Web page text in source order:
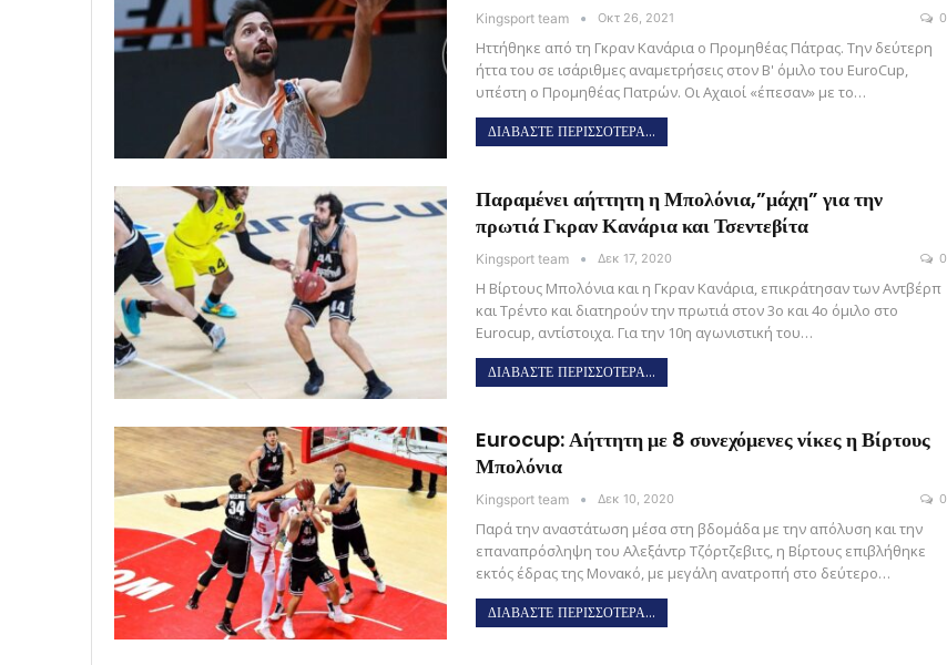
Kingsport team Οκτ 26, 2021 0
Ηττήθηκε από τη Γκραν Κανάρια ο Προμηθέας Πάτρας. Την δεύτερη
ήττα του σε ισάριθμες αναμετρήσεις στον Β' όμιλο του EuroCup,
υπέστη ο Προμηθέας Πατρών. Οι Αχαιοί «έπεσαν» με το…
ΔΙΑΒΑΣΤΕ ΠΕΡΙΣΣΟΤΕΡΑ...
Παραμένει αήττητη η Μπολόνια,”μάχη” για την
πρωτιά Γκραν Κανάρια και Τσεντεβίτα
Kingsport team Δεκ 17, 2020 0
H Βίρτους Μπολόνια και η Γκραν Κανάρια, επικράτησαν των Αντβέρπ
και Τρέντο και διατηρούν την πρωτιά στον 3ο και 4ο όμιλο στο
Eurocup, αντίστοιχα. Για την 10η αγωνιστική του…
ΔΙΑΒΑΣΤΕ ΠΕΡΙΣΣΟΤΕΡΑ...
Eurocup: Αήττητη με 8 συνεχόμενες νίκες η Βίρτους
Μπολόνια
Kingsport team Δεκ 10, 2020 0
Παρά την αναστάτωση μέσα στη βδομάδα με την απόλυση και την
επαναπρόσληψη του Αλεξάντρ Τζόρτζεβιτς, η Βίρτους επιβλήθηκε
εκτός έδρας της Μονακό, με μεγάλη ανατροπή στο δεύτερο…
ΔΙΑΒΑΣΤΕ ΠΕΡΙΣΣΟΤΕΡΑ...